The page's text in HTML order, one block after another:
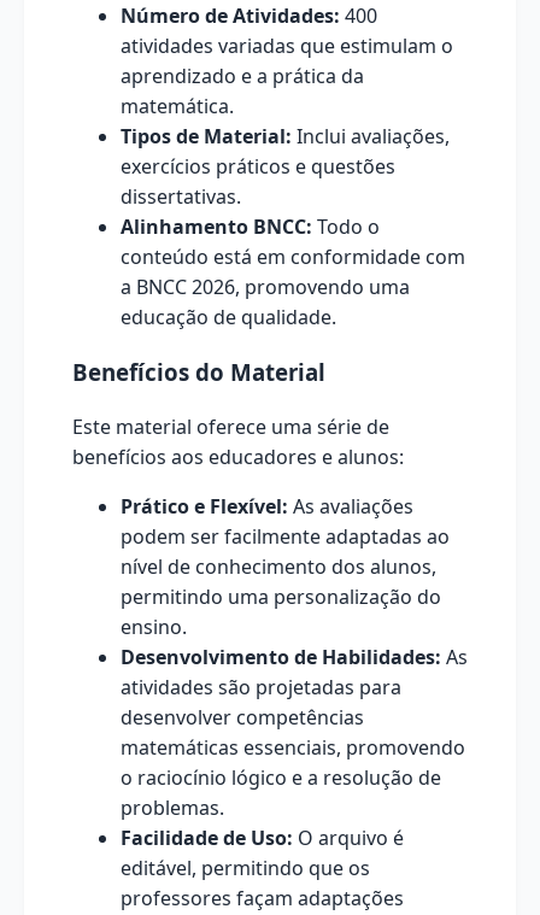
Número de Atividades: 400
atividades variadas que estimulam o
aprendizado e a prática da
matemática.
Tipos de Material: Inclui avaliações,
exercícios práticos e questões
dissertativas.
Alinhamento BNCC: Todo o
conteúdo está em conformidade com
a BNCC 2026, promovendo uma
educação de qualidade.
Benefícios do Material
Este material oferece uma série de
benefícios aos educadores e alunos:
Prático e Flexível: As avaliações
podem ser facilmente adaptadas ao
nível de conhecimento dos alunos,
permitindo uma personalização do
ensino.
Desenvolvimento de Habilidades: As
atividades são projetadas para
desenvolver competências
matemáticas essenciais, promovendo
o raciocínio lógico e a resolução de
problemas.
Facilidade de Uso: O arquivo é
editável, permitindo que os
professores façam adaptações